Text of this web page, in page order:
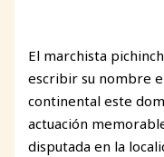
El marchista
escribir su nombre
continental este
actuación
disputada en la